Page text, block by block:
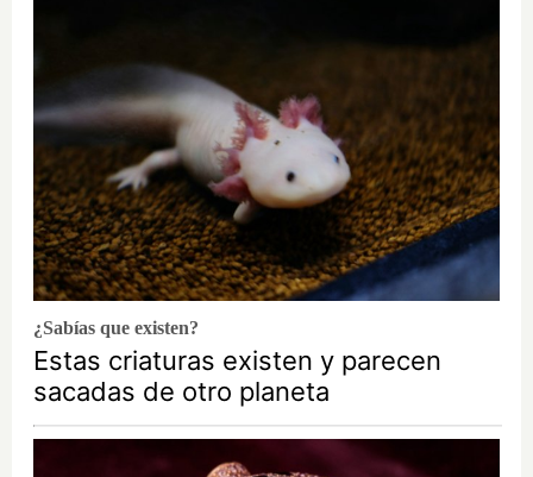
¿Sabías que existen?
Estas criaturas existen y parecen
sacadas de otro planeta